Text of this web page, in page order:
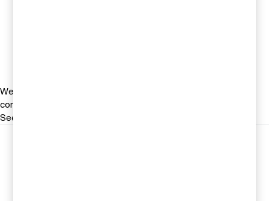
We help you meet tomorrow’s tech demands
compete at a speed that rewrites the rules
See how